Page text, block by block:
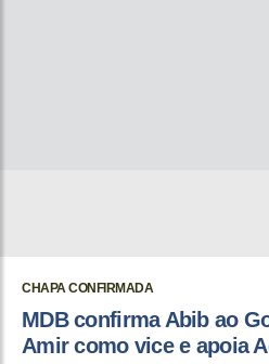
CHAPA CONFIRMADA
MDB confirma Abib ao
Amir como vice e apoia